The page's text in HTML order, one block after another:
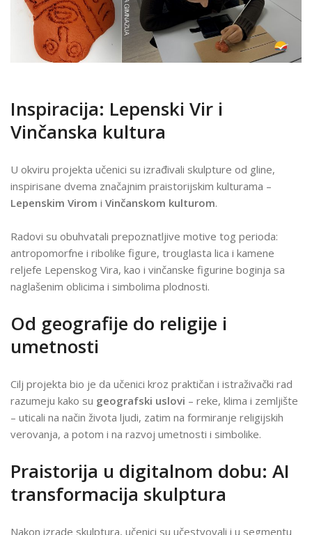
Inspiracija: Lepenski Vir i
Vinčanska kultura
U okviru projekta učenici su izrađivali skulpture od gline,
inspirisane dvema značajnim praistorijskim kulturama –
Lepenskim Virom i Vinčanskom kulturom.
Radovi su obuhvatali prepoznatljive motive tog perioda:
antropomorfne i ribolike figure, trouglasta lica i kamene
reljefe Lepenskog Vira, kao i vinčanske figurine boginja sa
naglašenim oblicima i simbolima plodnosti.
Od geografije do religije i
umetnosti
Cilj projekta bio je da učenici kroz praktičan i istraživački rad
razumeju kako su geografski uslovi – reke, klima i zemljište
– uticali na način života ljudi, zatim na formiranje religijskih
verovanja, a potom i na razvoj umetnosti i simbolike.
Praistorija u digitalnom dobu: AI
transformacija skulptura
Nakon izrade skulptura, učenici su učestvovali i u segmentu